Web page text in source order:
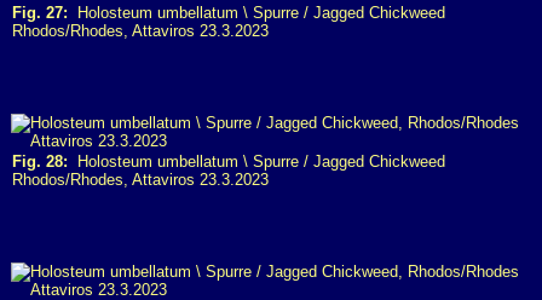
Fig. 27: Holosteum umbellatum \ Spurre / Jagged Chickweed
Rhodos/Rhodes, Attaviros 23.3.2023
Fig. 28: Holosteum umbellatum \ Spurre / Jagged Chickweed
Rhodos/Rhodes, Attaviros 23.3.2023